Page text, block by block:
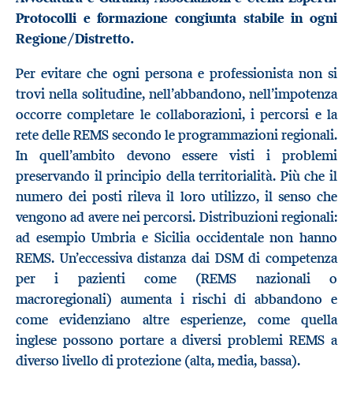
Protocolli e formazione congiunta stabile in ogni
Regione/Distretto.
Per evitare che ogni persona e professionista non si
trovi nella solitudine, nell’abbandono, nell’impotenza
occorre completare le collaborazioni, i percorsi e la
rete delle REMS secondo le programmazioni regionali.
In quell’ambito devono essere visti i problemi
preservando il principio della territorialità. Più che il
numero dei posti rileva il loro utilizzo, il senso che
vengono ad avere nei percorsi. Distribuzioni regionali:
ad esempio Umbria e Sicilia occidentale non hanno
REMS. Un’eccessiva distanza dai DSM di competenza
per i pazienti come (REMS nazionali o
macroregionali) aumenta i rischi di abbandono e
come evidenziano altre esperienze, come quella
inglese possono portare a diversi problemi REMS a
diverso livello di protezione (alta, media, bassa).